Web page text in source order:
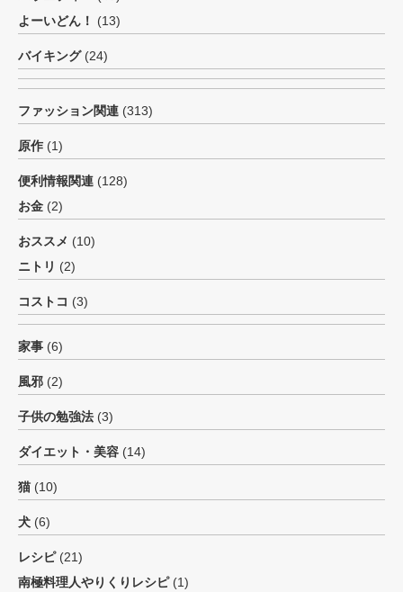
よーいどん！
(13)
バイキング(24)
ファッション関連 (313)
原作 (1)
便利情報関連 (128)
お金 (2)
おススメ (10)
ニトリ (2)
コストコ (3)
家事 (6)
風邪 (2)
子供の勉強法 (3)
ダイエット・美容 (14)
猫 (10)
犬 (6)
レシピ(21)
南極料理人やりくりレシピ(1)